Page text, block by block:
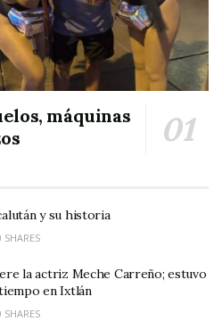
máquinas
y su historia
SHARES
la actriz Meche Carreño; estuvo
en Ixtlán
SHARES